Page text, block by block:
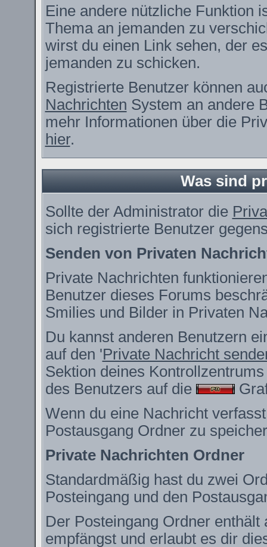
Eine andere nützliche Funktion
Thema an jemanden zu
wirst du einen Link sehen, der
jemanden zu schicken.
Registrierte Benutzer können
Nachrichten System an andere
mehr Informationen über die
hier.
Was sind
Sollte der Administrator die
sich registrierte Benutzer
Senden von Privaten
Private Nachrichten
Benutzer dieses Forums
Smilies und Bilder in Privaten
Du kannst anderen Benutzern
auf den 'Private Nachricht
Sektion deines
des Benutzers auf die
Wenn du eine Nachricht
Postausgang Ordner zu
Private Nachrichten Ordner
Standardmäßig hast du zwei
Posteingang und den
Der Posteingang Ordner
empfängst und erlaubt es dir